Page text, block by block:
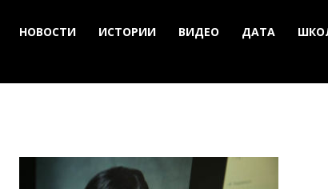
НОВОСТИ ИСТОРИИ ВИДЕО ДАТА